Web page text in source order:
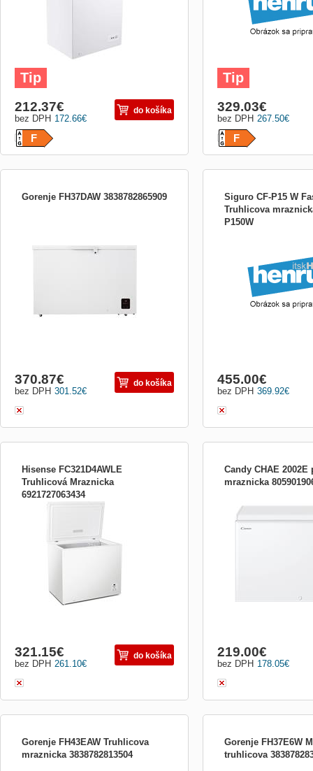
172.66€
bez DPH
212.37€ do košíka
Tip
F
267.50€
bez DPH
329.03€
Tip
F
Gorenje FH37DAW 3838782865909
výkon aj keď mrzne Pevné, odolné
kolieska - Jednoduchý pohyb Zámok
301.52€
bez DPH
370.87€ do košíka
Siguro CF-P15 W
Truhlicova
P150W
osvetlenie vnútorného
na usporiadanie
držadlo so zámkom,
spotrebič je mo
369.92€
bez DPH
455.00€
Hisense FC321D4AWLE
Truhlicová Mraznicka
6921727063434
248 l, LED displej, 11,2 kg/24 hod.,
energetická třída E, hlučnost: 40 dB,
spotřeba: 0,59 kWh/24 hod., rozměry: v x
š x h 84.7x96.3x63 cm, bílá
261.10€
bez DPH
321.15€ do košíka
Candy CHAE 2002E
mraznicka
pultová mraznička;
objem mrazničky 196 l;
klimatická třída SN - T;
kg/24 hod; akumulační
178.05€
bez DPH
219.00€
Gorenje FH43EAW Truhlicova
mraznicka 3838782813504
Gorenje FH37E6W
truhlicova